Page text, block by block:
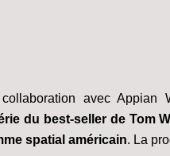
avec Appian
du best-seller de Tom
spatial américain. La